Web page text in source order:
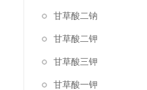
甘草酸二钠
甘草酸二钾
甘草酸三钾
甘草酸一钾